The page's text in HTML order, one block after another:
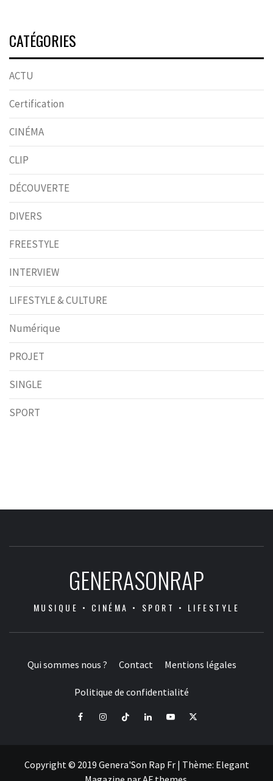
CATÉGORIES
ACTU
Certification
CINÉMA
CLIP
DÉCOUVERTE
DIVERS
FREESTYLE
INTERVIEW
LIFESTYLE & CULTURE
Numérique
PROJET
SINGLE
SPORT
GENERASONRAP
MUSIQUE • CINÉMA • SPORT • LIFESTYLE
Qui sommes nous ? Contact Mentions légales
Politique de confidentialité
FacebookInstagramTiktok LinkedInYoutube
X
Copyright © 2019 Genera'Son Rap Fr | Thème: Elegant